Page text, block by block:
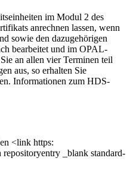
im Modul 2 des
anrechnen lassen, wenn
sowie den dazugehörigen
bearbeitet und im OPAL-
an allen vier Terminen teil
aus, so erhalten Sie
Informationen zum HDS-
<link https:
repositoryentry _blank standard-